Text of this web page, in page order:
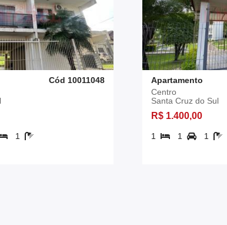
Cód 10011048
1
Apartamento
Centro
Santa Cruz do Sul
R$ 1.400,00
1 1 1